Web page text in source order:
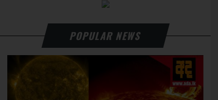
POPULAR NEWS